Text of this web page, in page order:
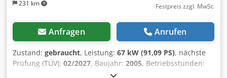
231 km
Festpreis zzgl. MwSt.
Anfragen Anrufen
Zustand: gebraucht, Leistung: 67 kW (91,09 PS), nächste
Prüfung (TÜV): 02/2027, Baujahr: 2005, Betriebsstunden:
Allradantrieb, Kabine, Klimaanlage